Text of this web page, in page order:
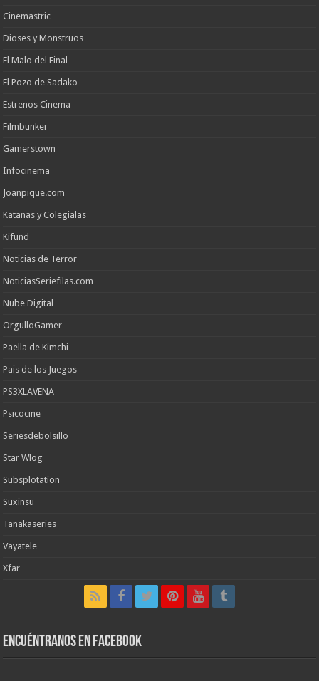
Cinemastric
Dioses y Monstruos
El Malo del Final
El Pozo de Sadako
Estrenos Cinema
Filmbunker
Gamerstown
Infocinema
Joanpique.com
Katanas y Colegialas
Kifund
Noticias de Terror
NoticiasSeriefilas.com
Nube Digital
OrgulloGamer
Paella de Kimchi
Pais de los Juegos
PS3XLAVENA
Psicocine
Seriesdebolsillo
Star Wlog
Subsplotation
Suxinsu
Tanakaseries
Vayatele
Xfar
Encuéntranos en Facebook